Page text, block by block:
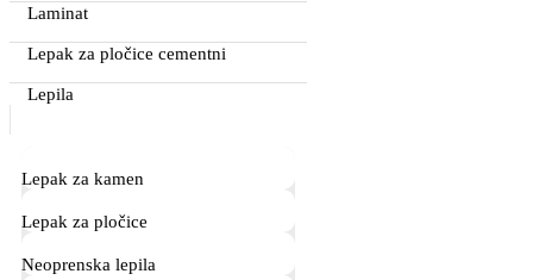
Laminat
Lepak za pločice cementni
Lepila
Lepak za kamen
Lepak za pločice
Neoprenska lepila